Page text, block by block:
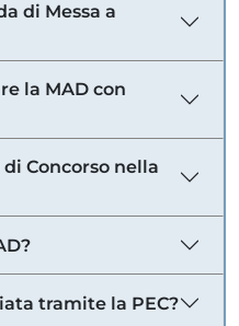
di Messa a
la MAD con
Concorso nella
tramite la PEC?